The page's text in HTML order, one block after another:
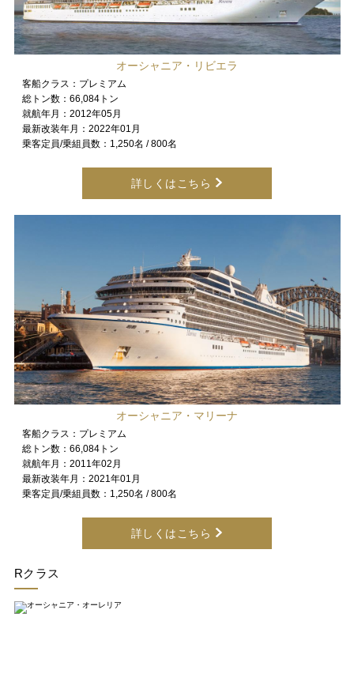
オーシャニア・リビエラ
客船クラス： プレミアム
総トン数： 66,084トン
就航年月： 2012年05月
最新改装年月： 2022年01月
乗客定員/乗組員数： 1,250名 / 800名
詳しくはこちら
オーシャニア・マリーナ
客船クラス： プレミアム
総トン数： 66,084トン
就航年月： 2011年02月
最新改装年月： 2021年01月
乗客定員/乗組員数： 1,250名 / 800名
詳しくはこちら
Rクラス